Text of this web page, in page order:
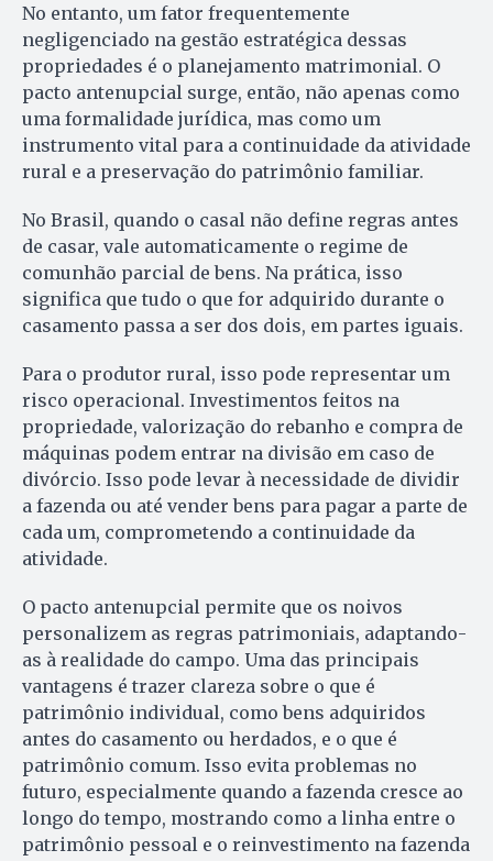
No entanto, um fator frequentemente
negligenciado na gestão estratégica dessas
propriedades é o planejamento matrimonial. O
pacto antenupcial surge, então, não apenas como
uma formalidade jurídica, mas como um
instrumento vital para a continuidade da atividade
rural e a preservação do patrimônio familiar.
No Brasil, quando o casal não define regras antes
de casar, vale automaticamente o regime de
comunhão parcial de bens. Na prática, isso
significa que tudo o que for adquirido durante o
casamento passa a ser dos dois, em partes iguais.
Para o produtor rural, isso pode representar um
risco operacional. Investimentos feitos na
propriedade, valorização do rebanho e compra de
máquinas podem entrar na divisão em caso de
divórcio. Isso pode levar à necessidade de dividir
a fazenda ou até vender bens para pagar a parte de
cada um, comprometendo a continuidade da
atividade.
O pacto antenupcial permite que os noivos
personalizem as regras patrimoniais, adaptando-
as à realidade do campo. Uma das principais
vantagens é trazer clareza sobre o que é
patrimônio individual, como bens adquiridos
antes do casamento ou herdados, e o que é
patrimônio comum. Isso evita problemas no
futuro, especialmente quando a fazenda cresce ao
longo do tempo, mostrando como a linha entre o
patrimônio pessoal e o reinvestimento na fazenda